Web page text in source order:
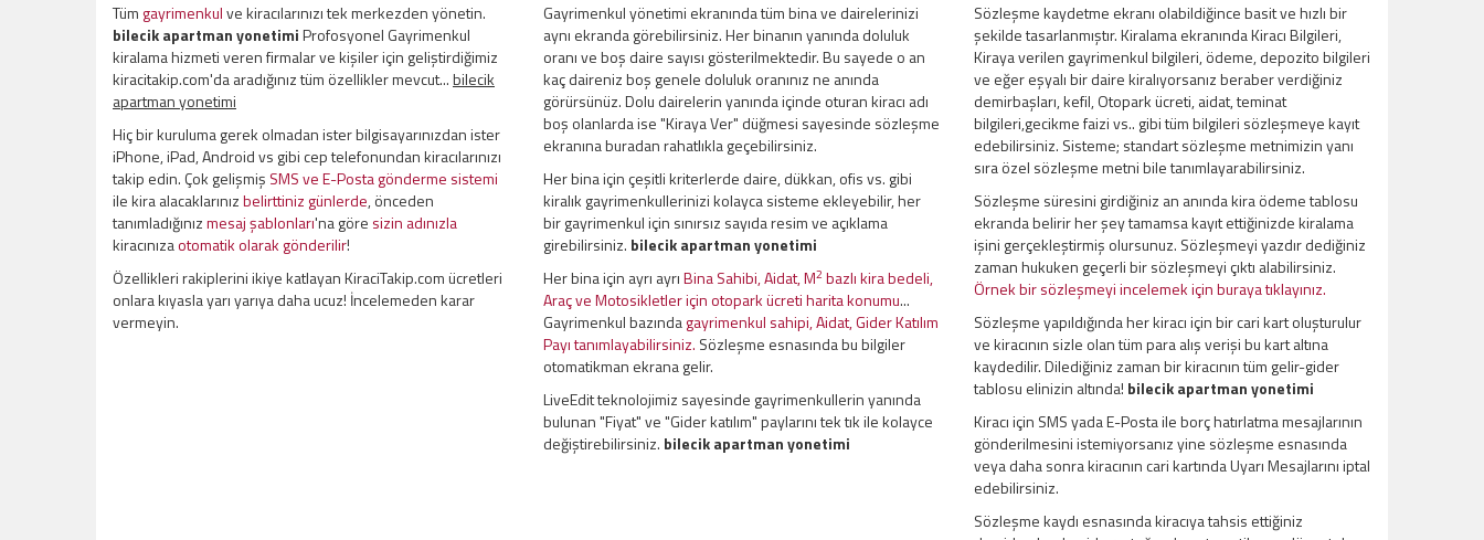
Tüm gayrimenkulve kiracılarınızı tek merkezden yönetin.
bilecik apartman yonetimiProfosyonel Gayrimenkul
kiralama hizmeti veren firmalar ve kişiler için geliştirdiğimiz
kiracitakip.com'da aradığınız tüm özellikler mevcut...bilecik
apartman yonetimi
Hiç bir kuruluma gerek olmadan ister bilgisayarınızdan ister
iPhone, iPad, Android vs gibi cep telefonundan kiracılarınızı
takip edin. Çok gelişmiş SMS ve E-Posta gönderme sistemi
ile kira alacaklarınızbelirttiniz günlerde, önceden
tanımladığınızmesaj şablonları'na göre sizin adınızla
kiracınızaotomatik olarak gönderilir!
Özellikleri rakiplerini ikiye katlayan KiraciTakip.com ücretleri
onlara kıyasla yarı yarıya daha ucuz! İncelemeden karar
vermeyin.
Gayrimenkul yönetimi ekranında tüm bina ve dairelerinizi
aynı ekranda görebilirsiniz. Her binanın yanında doluluk
oranı ve boş daire sayısı gösterilmektedir. Bu sayede o an
kaç daireniz boş genele doluluk oranınız ne anında
görürsünüz. Dolu dairelerin yanında içinde oturan kiracı adı
boş olanlarda ise "Kiraya Ver" düğmesi sayesinde sözleşme
ekranına buradan rahatlıkla geçebilirsiniz.
Her bina için çeşitli kriterlerde daire, dükkan, ofis vs. gibi
kiralık gayrimenkullerinizi kolayca sisteme ekleyebilir, her
bir gayrimenkul için sınırsız sayıda resim ve açıklama
girebilirsiniz. bilecik apartman yonetimi
Her bina için ayrı ayrıBina Sahibi, Aidat, M2 bazlı kira bedeli,
Araç ve Motosikletler için otopark ücreti harita konumu...
Gayrimenkul bazındagayrimenkul sahipi, Aidat, Gider Katılım
Payı tanımlayabilirsiniz. Sözleşme esnasında bu bilgiler
otomatikman ekrana gelir.
LiveEdit teknolojimiz sayesinde gayrimenkullerin yanında
bulunan "Fiyat" ve "Gider katılım" paylarını tek tık ile kolayce
değiştirebilirsiniz. bilecik apartman yonetimi
Sözleşme kaydetme ekranı olabildiğince basit ve hızlı bir
şekilde tasarlanmıştır. Kiralama ekranında Kiracı Bilgileri,
Kiraya verilen gayrimenkul bilgileri, ödeme, depozito bilgileri
ve eğer eşyalı bir daire kiralıyorsanız beraber verdiğiniz
demirbaşları, kefil, Otopark ücreti, aidat, teminat
bilgileri,gecikme faizi vs.. gibi tüm bilgileri sözleşmeye kayıt
edebilirsiniz. Sisteme; standart sözleşme metnimizin yanı
sıra özel sözleşme metni bile tanımlayarabilirsiniz.
Sözleşme süresini girdiğiniz an anında kira ödeme tablosu
ekranda belirir her şey tamamsa kayıt ettiğinizde kiralama
işini gerçekleştirmiş olursunuz. Sözleşmeyi yazdır dediğiniz
zaman hukuken geçerli bir sözleşmeyi çıktı alabilirsiniz.
Örnek bir sözleşmeyi incelemek için buraya tıklayınız.
Sözleşme yapıldığında her kiracı için bir cari kart oluşturulur
ve kiracının sizle olan tüm para alış verişi bu kart altına
kaydedilir. Dilediğiniz zaman bir kiracının tüm gelir-gider
tablosu elinizin altında! bilecik apartman yonetimi
Kiracı için SMS yada E-Posta ile borç hatırlatma mesajlarının
gönderilmesini istemiyorsanız yine sözleşme esnasında
veya daha sonra kiracının cari kartında Uyarı Mesajlarını iptal
edebilirsiniz.
Sözleşme kaydı esnasında kiracıya tahsis ettiğiniz